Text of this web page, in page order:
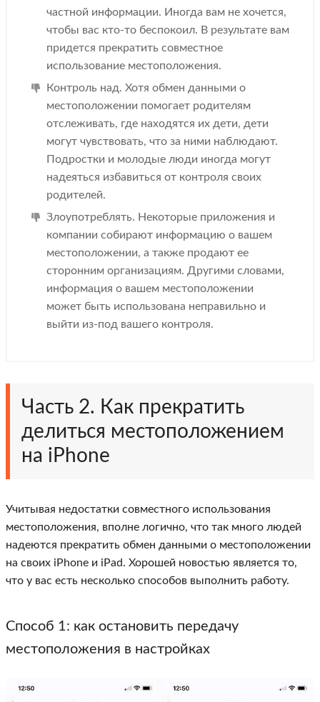
частной информации. Иногда вам не хочется,
чтобы вас кто-то беспокоил. В результате вам
придется прекратить совместное
использование местоположения.
Контроль над. Хотя обмен данными о
местоположении помогает родителям
отслеживать, где находятся их дети, дети
могут чувствовать, что за ними наблюдают.
Подростки и молодые люди иногда могут
надеяться избавиться от контроля своих
родителей.
Злоупотреблять. Некоторые приложения и
компании собирают информацию о вашем
местоположении, а также продают ее
сторонним организациям. Другими словами,
информация о вашем местоположении
может быть использована неправильно и
выйти из-под вашего контроля.
Часть 2. Как прекратить
делиться местоположением
на iPhone
Учитывая недостатки совместного использования
местоположения, вполне логично, что так много людей
надеются прекратить обмен данными о местоположении
на своих iPhone и iPad. Хорошей новостью является то,
что у вас есть несколько способов выполнить работу.
Способ 1: как остановить передачу
местоположения в настройках